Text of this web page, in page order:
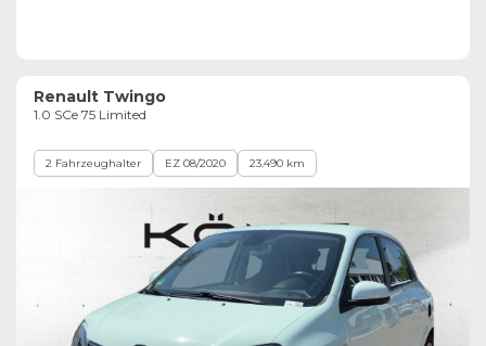
Renault Twingo
1.0 SCe 75 Limited
2 Fahrzeughalter EZ 08/2020 23.490 km